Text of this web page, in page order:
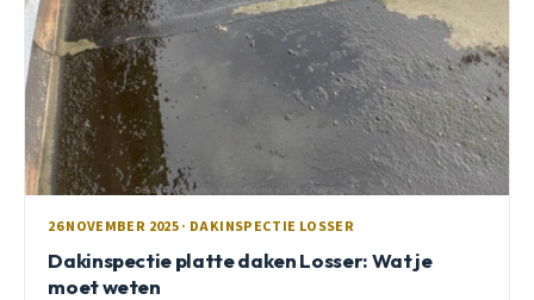
26 NOVEMBER 2025 · DAKINSPECTIE LOSSER
Dakinspectie platte daken Losser: Wat je
moet weten